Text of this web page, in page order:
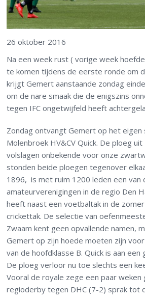
26 oktober 2016
Na een week rust ( vorige week
te komen tijdens de eerste ronde om
krijgt Gemert aanstaande zondag
om de nare smaak die de enigszins
tegen IFC ongetwijfeld heeft
Zondag ontvangt Gemert op het
Molenbroek HV&CV Quick. De ploeg
volslagen onbekende voor onze
stonden beide ploegen tegenover
1896, is met ruim 1200 leden een van
amateurverenigingen in de regio Den
heeft naast een voetbaltak in de
crickettak. De selectie van
Zwaam kent geen opvallende namen,
Gemert op zijn hoede moeten zijn
van de hoofdklasse B. Quick is aan
De ploeg verloor nu toe slechts een
Vooral de royale zege een paar weken
regioderby tegen DHC (7-2) sprak tot